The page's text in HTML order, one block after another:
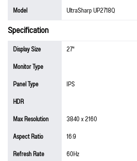
Model
UltraSharp UP2718Q
Specification
Display Size
27"
Monitor Type
Panel Type
IPS
HDR
Max Resolution
3840 x 2160
Aspect Ratio
16:9
Refresh Rate
60Hz